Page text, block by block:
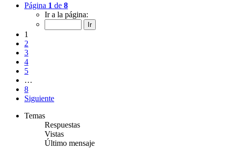
Página 1 de 8
Ir a la página:
1
2
3
4
5
…
8
Siguiente
Temas
Respuestas
Vistas
Último mensaje